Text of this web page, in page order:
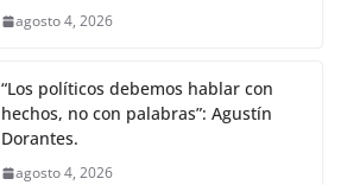
agosto 4, 2026
“Los políticos debemos hablar con
hechos, no con palabras”: Agustín
Dorantes.
agosto 4, 2026